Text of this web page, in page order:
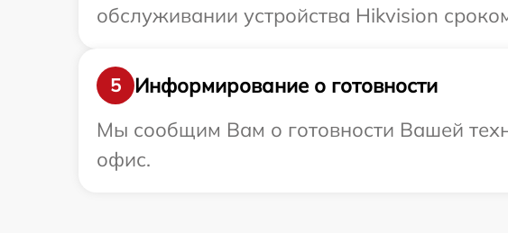
обслуживании устройства Hikvision
5
Информирование о готовности
Мы сообщим Вам о готовности Вашей
офис.